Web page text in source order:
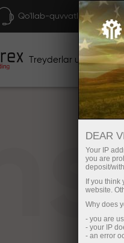
Qo'llab-quvvatlash
Treyderlar uchun
DEAR
Your IP
you are
deposit/
If you
website.
Why does
- you are
- your IP
- an error